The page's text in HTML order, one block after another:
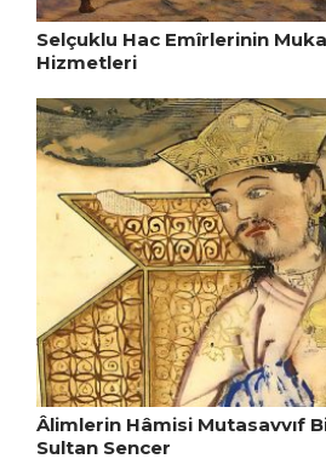
Selçuklu Hac Emîrlerinin
Hizmetleri
Âlimlerin Hâmisi Mutasavvıf
Sultan Sencer